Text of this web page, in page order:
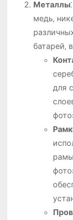
Металлы
медь‚
батарей‚
для